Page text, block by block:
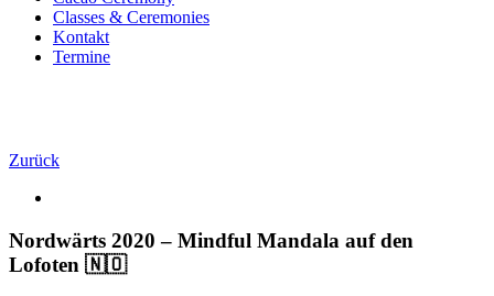
Classes & Ceremonies
Kontakt
Termine
Zurück
Bild
Nordwärts 2020 – Mindful Mandala auf den
Lofoten 🇳🇴